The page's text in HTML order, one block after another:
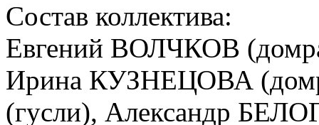
Состав коллектива:
Евгений ВОЛЧКОВ
Ирина КУЗНЕЦОВА
(гусли), Александр